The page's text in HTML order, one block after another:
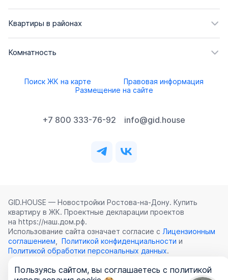
Квартиры в районах
Комнатность
Поиск ЖК на карте
Правовая информация
Размещение на сайте
+7 800 333-76-92 info@gid.house
GID.HOUSE — Новостройки Ростова‑на‑Дону. Купить
квартиру в ЖК. Проектные декларации проектов
на https://наш.дом.рф.
Использование сайта означает согласие с Лицензионным
соглашением
Политикой конфиденциальности и
Политикой обработки персональных данных.
© 2026ООО «ГИД.ХАУЗ»
Пользуясь сайтом, вы соглашаетесь с политикой